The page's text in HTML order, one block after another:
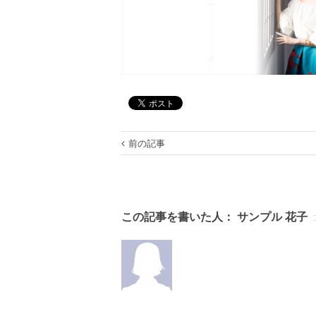
前の記事
この記事を書いた人： サンプル 花子